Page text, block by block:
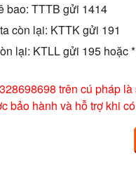
bao: TTTB gửi 1414
còn lại: KTTK gửi 191
lại: KTLL gửi 195 hoặc
trên cú pháp
bảo hành và hỗ trợ khi